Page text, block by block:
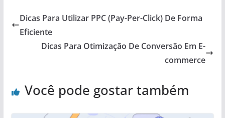
Dicas Para Utilizar PPC (Pay-Per-Click) De Forma
Eficiente
Dicas Para Otimização De Conversão Em E-
commerce
Você pode gostar também